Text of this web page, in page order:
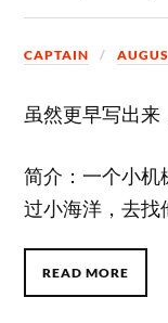
CAPTAIN
虽然更早写出来
简介：一个小机
过小海洋，去找
READ MORE